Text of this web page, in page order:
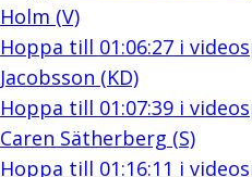
Holm (V)
Hoppa till 01:06:27i
Jacobsson (KD)
Hoppa till 01:07:39i
Caren Sätherberg (S)
Hoppa till 01:16:11 i